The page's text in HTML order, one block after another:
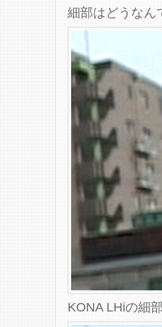
細部はどうなん
KONA LHiの細